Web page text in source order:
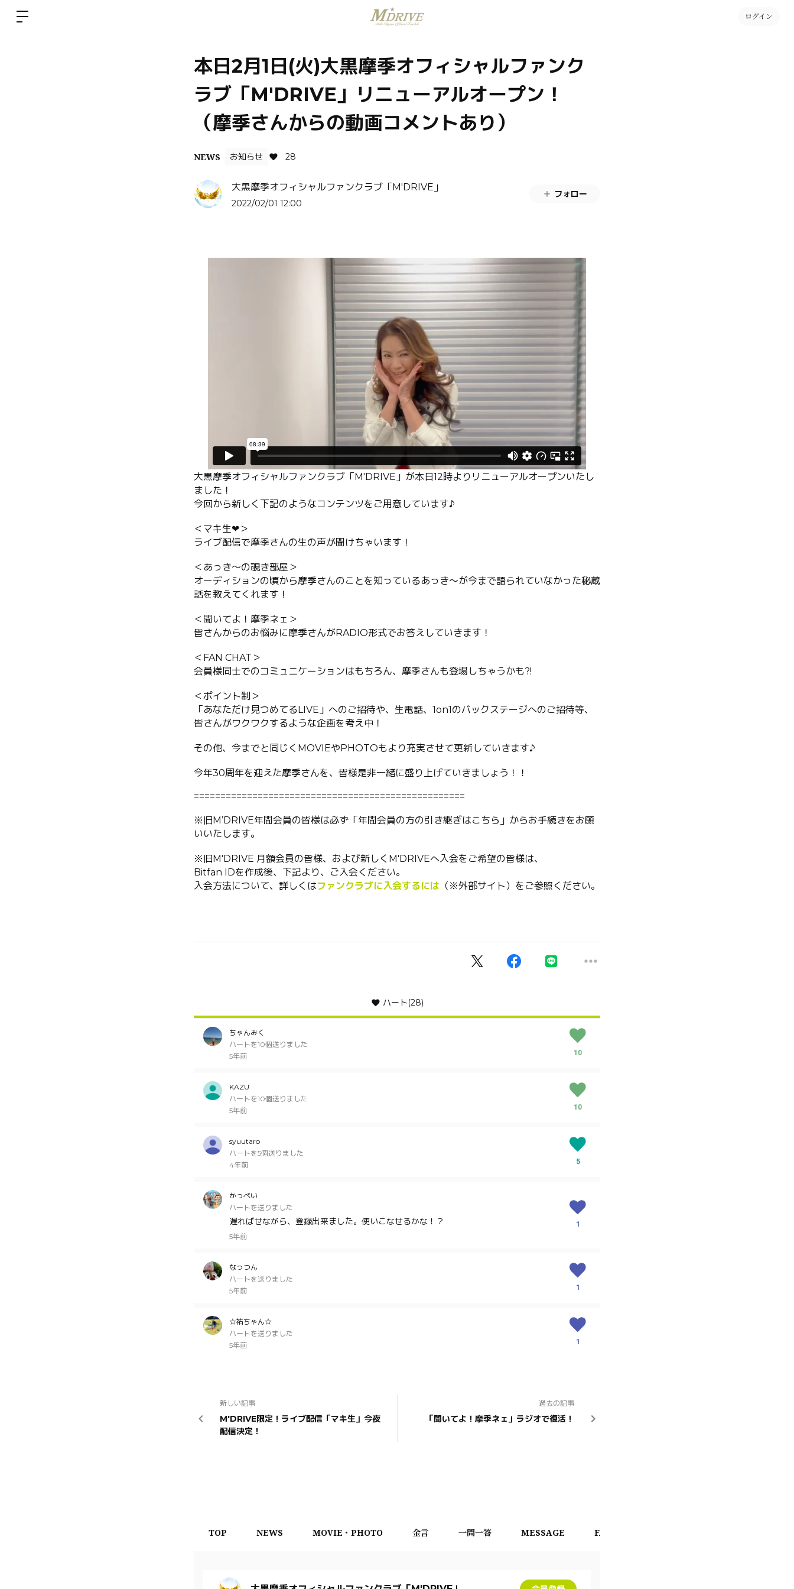
ログイン
本日2月1日(火)大黒摩季オフィシャルファンク
ラブ「M'DRIVE」リニューアルオープン！
（摩季さんからの動画コメントあり）
NEWS お知らせ 28
大黒摩季オフィシャルファンクラブ「M'DRIVE」
2022/02/01 12:00
フォロー
大黒摩季オフィシャルファンクラブ「M'DRIVE」が本日12時よりリニューアルオープンいたし
ました！
今回から新しく下記のようなコンテンツをご用意しています♪
＜マキ生❤︎＞
ライブ配信で摩季さんの生の声が聞けちゃいます！
＜あっき〜の覗き部屋＞
オーディションの頃から摩季さんのことを知っているあっき〜が今まで語られていなかった秘蔵
話を教えてくれます！
＜聞いてよ！摩季ネェ＞
皆さんからのお悩みに摩季さんがRADIO形式でお答えしていきます！
＜FAN CHAT＞
会員様同士でのコミュニケーションはもちろん、摩季さんも登場しちゃうかも?!
＜ポイント制＞
「あなただけ見つめてるLIVE」へのご招待や、生電話、1on1のバックステージへのご招待等、
皆さんがワクワクするような企画を考え中！
その他、今までと同じくMOVIEやPHOTOもより充実させて更新していきます♪
今年30周年を迎えた摩季さんを、皆様是非一緒に盛り上げていきましょう！！
===================================================
※旧M’DRIVE年間会員の皆様は必ず「年間会員の方の引き継ぎはこちら」からお手続きをお願
いいたします。
※旧M'DRIVE 月額会員の皆様、および新しくM'DRIVEへ入会をご希望の皆様は、
Bitfan IDを作成後、下記より、ご入会ください。
入会方法について、詳しくはファンクラブに入会するには （※外部サイト）をご参照ください。
ハート(28)
ちゃんみく
ハートを10個送りました
5年前
10
KAZU
ハートを10個送りました
5年前
10
syuutaro
ハートを5個送りました
4年前
5
かっぺい
ハートを送りました
遅ればせながら、登録出来ました。使いこなせるかな！？
5年前
1
なっつん
ハートを送りました
5年前
1
☆祐ちゃん☆
ハートを送りました
5年前
1
新しい記事
M'DRIVE限定！ライブ配信「マキ生」今夜
配信決定！
過去の記事
「聞いてよ！摩季ネェ」ラジオで復活！
TOP NEWS MOVIE・PHOTO 金言 一問一答 MESSAGE FAN CHAT